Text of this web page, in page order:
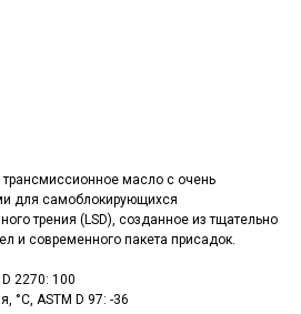
трансмиссионное масло с очень
для самоблокирующихся
трения (LSD), созданное из тщательно
и современного пакета присадок.
2270: 100
°C, ASTM D 97: -36